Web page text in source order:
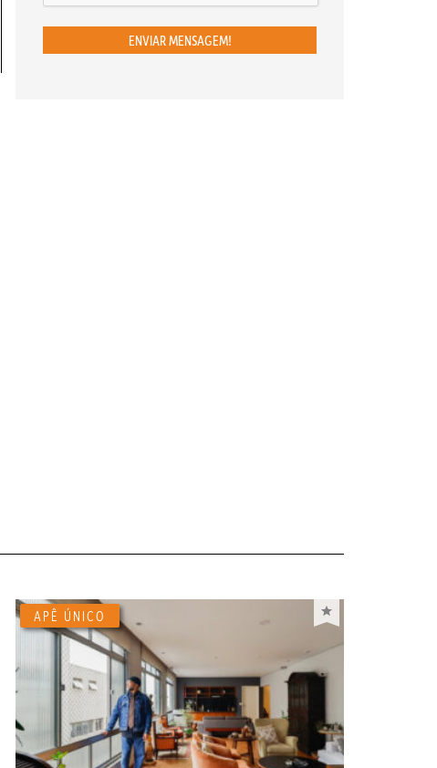
ENVIAR MENSAGEM!